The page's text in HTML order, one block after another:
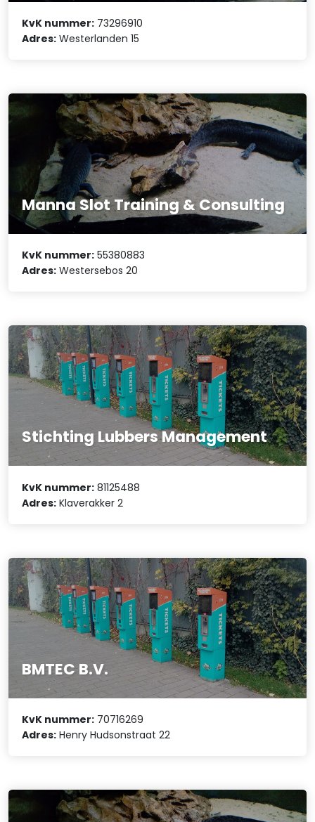
KvK nummer: 73296910
Adres: Westerlanden 15
Manna Slot Training & Consulting
KvK nummer: 55380883
Adres: Westersebos 20
Stichting Lubbers Management
KvK nummer: 81125488
Adres: Klaverakker 2
BMTEC B.V.
KvK nummer: 70716269
Adres: Henry Hudsonstraat 22